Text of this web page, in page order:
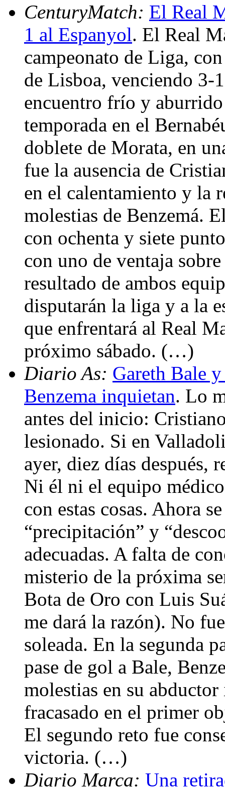
CenturyMatch: El Real
1 al Espanyol. El Real
campeonato de Liga,
de Lisboa, venciendo 3-
encuentro frío y
temporada en el
doblete de Morata, en
fue la ausencia de
en el calentamiento y la
molestias de Benzemá.
con ochenta y siete
con uno de ventaja
resultado de ambos
disputarán la liga y a la
que enfrentará al Real
próximo sábado. (…)
Diario As: Gareth Bale
Benzema inquietan. Lo
antes del inicio:
lesionado. Si en
ayer, diez días después,
Ni él ni el equipo
con estas cosas. Ahora
“precipitación” y
adecuadas. A falta de
misterio de la próxima
Bota de Oro con Luis
me dará la razón). No
soleada. En la segunda
pase de gol a Bale,
molestias en su
fracasado en el primer
El segundo reto fue
victoria. (…)
Diario Marca: Una